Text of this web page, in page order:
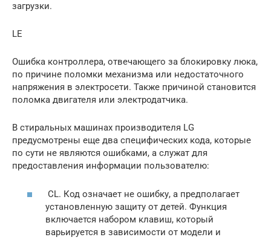
загрузки.
LE
Ошибка контроллера, отвечающего за блокировку люка,
по причине поломки механизма или недостаточного
напряжения в электросети. Также причиной становится
поломка двигателя или электродатчика.
В стиральных машинах производителя LG
предусмотрены еще два специфических кода, которые
по сути не являются ошибками, а служат для
предоставления информации пользователю:
CL. Код означает не ошибку, а предполагает
установленную защиту от детей. Функция
включается набором клавиш, который
варьируется в зависимости от модели и